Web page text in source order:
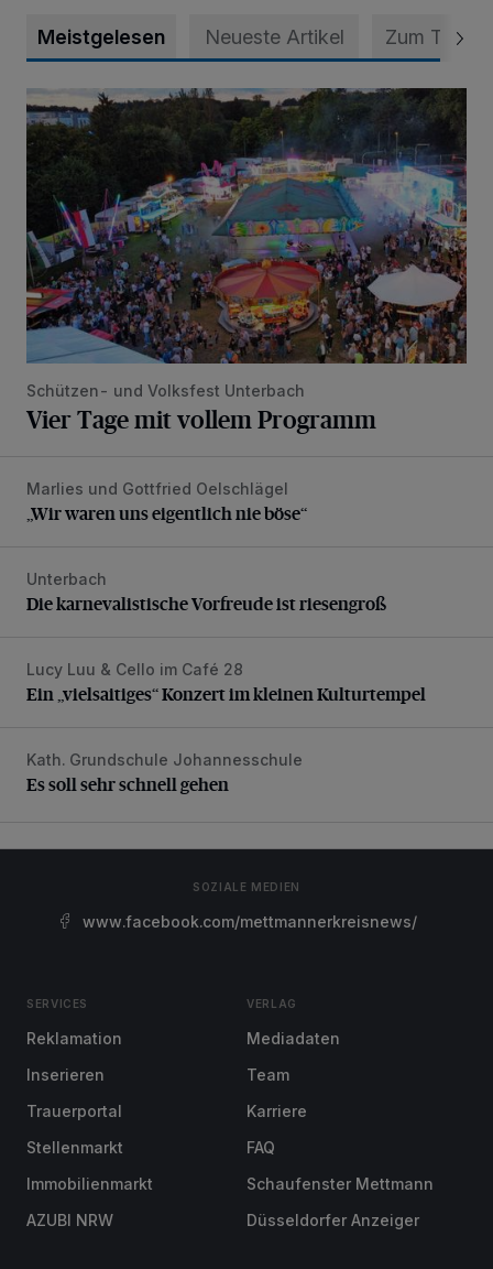
Meistgelesen Neueste Artikel Zum Thema
Vier Tage mit vollem Programm
Schützen- und Volksfest Unterbach
Vier Tage mit vollem Programm
„Wir waren uns eigentlich nie böse“
Marlies und Gottfried Oelschlägel
„Wir waren uns eigentlich nie böse“
Die karnevalistische Vorfreude ist riesengroß
Unterbach
Die karnevalistische Vorfreude ist riesengroß
Ein „vielsaitiges“ Konzert im kleinen Kulturtempel
Lucy Luu & Cello im Café 28
Ein „vielsaitiges“ Konzert im kleinen Kulturtempel
Es soll sehr schnell gehen
Kath. Grundschule Johannesschule
Es soll sehr schnell gehen
SOZIALE MEDIEN
www.facebook.com/mettmannerkreisnews/
SERVICES
Reklamation
Inserieren
Trauerportal
Stellenmarkt
Immobilienmarkt
AZUBI NRW
VERLAG
Mediadaten
Team
Karriere
FAQ
Schaufenster Mettmann
Düsseldorfer Anzeiger